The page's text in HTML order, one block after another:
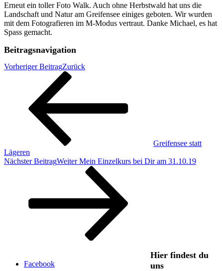
Erneut ein toller Foto Walk. Auch ohne Herbstwald hat uns die
Landschaft und Natur am Greifensee einiges geboten. Wir wurden
mit dem Fotografieren im M-Modus vertraut. Danke Michael, es hat
Spass gemacht.
Beitragsnavigation
Vorheriger BeitragZurück
Greifensee statt
Lägeren
Nächster BeitragWeiter Mein Einzelkurs bei Dir am 31.10.19
Hier findest du
uns
Facebook